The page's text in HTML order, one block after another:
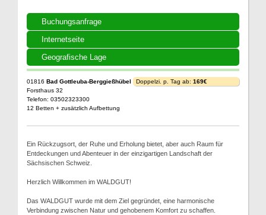
Buchungsanfrage
Internetseite
Geografische Lage
01816 Bad Gottleuba-Berggießhübel
Forsthaus 32
Telefon: 03502323300
12 Betten + zusätzlich Aufbettung
Doppelzi. p. Tag ab: 169€
Ein Rückzugsort, der Ruhe und Erholung bietet, aber auch Raum für
Entdeckungen und Abenteuer in der einzigartigen Landschaft der
Sächsischen Schweiz.
Herzlich Willkommen im WALDGUT!
Das WALDGUT wurde mit dem Ziel gegründet, eine harmonische
Verbindung zwischen Natur und gehobenem Komfort zu schaffen.